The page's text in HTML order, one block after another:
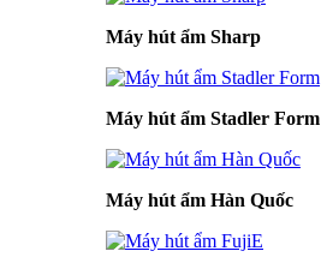
Máy hút ẩm Sharp
Máy hút ẩm Stadler Form
Máy hút ẩm Hàn Quốc